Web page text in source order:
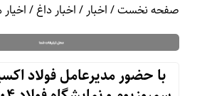
صفحه نخست/اخبار/اخبار داغ/
با حضور مدیرعامل فولاد